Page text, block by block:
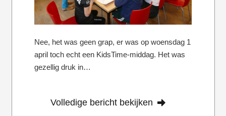
Nee, het was geen grap, er was op woensdag 1
april toch echt een KidsTime-middag. Het was
gezellig druk in…
Volledige bericht bekijken